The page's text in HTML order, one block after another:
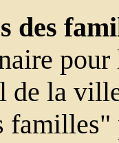
des
pour
la
familles"